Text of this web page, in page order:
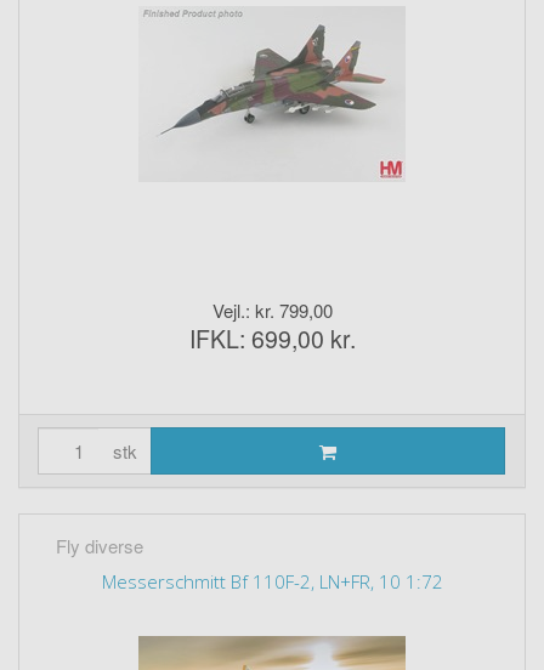
Vejl.: kr. 799,00
IFKL: 699,00 kr.
stk
Fly diverse
Messerschmitt Bf 110F-2, LN+FR, 10 1:72